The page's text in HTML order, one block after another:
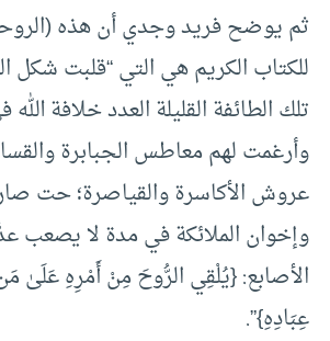
ثم يوضح فريد وجدي أن هذه
للكتاب الكريم هي التي “قلبت شكل
تلك الطائفة القليلة العدد خلافة
وأرغمت لهم معاطس الجبابرة
عروش الأكاسرة والقياصرة؛ حت
وإخوان الملائكة في مدة لا يصعب
الأصابع: {يُلْقِي الرُّوحَ مِنْ أَمْرِهِ عَلَىٰ
عِبَادِهِ}”.